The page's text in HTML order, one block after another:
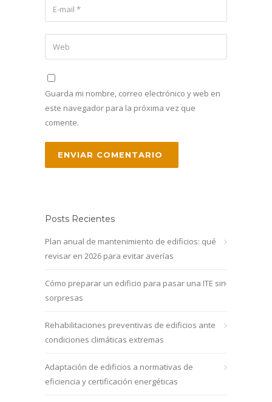
Guarda mi nombre, correo electrónico y web en
este navegador para la próxima vez que
comente.
Posts Recientes
Plan anual de mantenimiento de edificios: qué
revisar en 2026 para evitar averías
Cómo preparar un edificio para pasar una ITE sin
sorpresas
Rehabilitaciones preventivas de edificios ante
condiciones climáticas extremas
Adaptación de edificios a normativas de
eficiencia y certificación energéticas